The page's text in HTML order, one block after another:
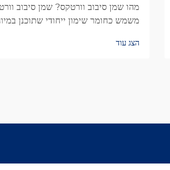
מהו שמן סיבוב וורטקס? שמן סיבוב
משמש כחומר שימון ייחודי שתוכנן
אותו הוא היכולת להפחית את החיכוך,
הצג עוד